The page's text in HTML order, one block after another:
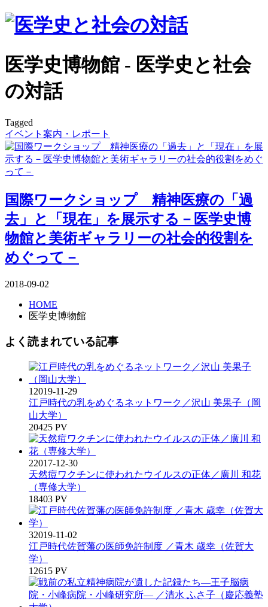
医学史博物館 - 医学史と社会
の対話
Tagged
イベント案内・レポート
国際ワークショップ 精神医療の「過
去」と「現在」を展示する－医学史博
物館と美術ギャラリーの社会的役割を
めぐって－
2018-09-02
HOME
医学史博物館
よく読まれている記事
1 2019-11-29
江戸時代の乳をめぐるネットワーク／沢山 美果子（岡
山大学）
20425 PV
22017-12-30
天然痘ワクチンに使われたウイルスの正体／廣川 和花
（専修大学）
18403 PV
32019-11-02
江戸時代佐賀藩の医師免許制度 ／青木 歳幸（佐賀大
学）
12615 PV